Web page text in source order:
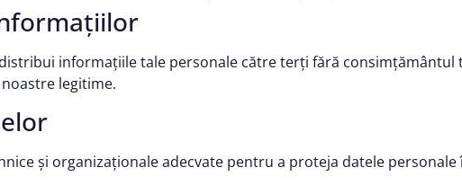
informațiile tale personale către terți fără consimțământul
legitime.
și organizaționale adecvate pentru a proteja datele